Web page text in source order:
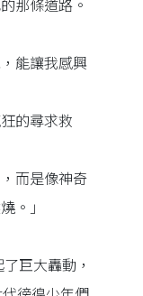
那條道路。
能讓我感興
的尋求救
而是像神奇
。」
巨大轟動，